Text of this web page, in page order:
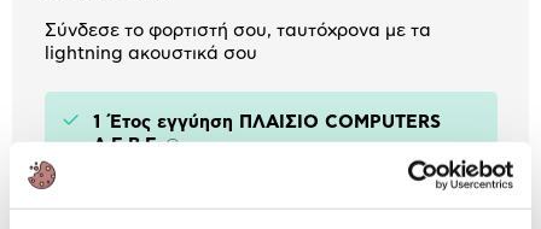
Σύνδεσε το φορτιστή σου, ταυτόχρονα με τα
lightning ακουστικά σου
1 Έτος εγγύηση ΠΛΑΙΣΙΟ COMPUTERS
A.E.B.E.